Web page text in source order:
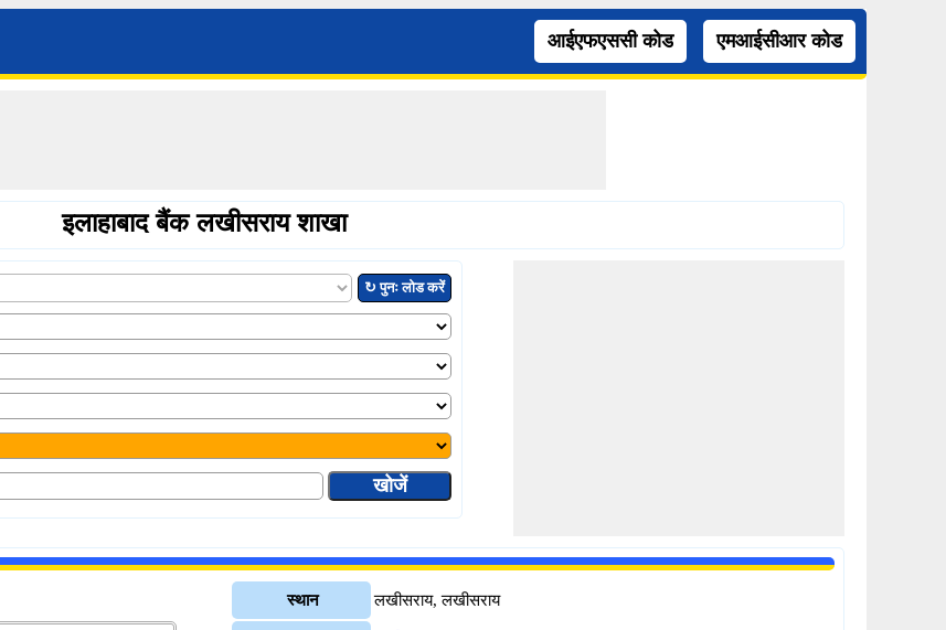
आईएफएससी कोड एमआईसीआर कोड
इलाहाबाद बैंक लखीसराय शाखा
↻ पुनः लोड करें
स्थान लखीसराय, लखीसराय